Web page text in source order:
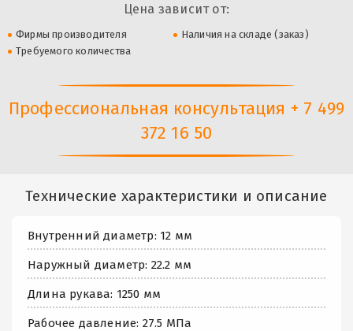
Цена зависит от:
Фирмы производителя
Наличия на складе (заказ)
Требуемого количества
Профессиональная консультация + 7 499
372 16 50
Технические характеристики и описание
Внутренний диаметр: 12 мм
Наружный диаметр: 22.2 мм
Длина рукава: 1250 мм
Рабочее давление: 27.5 МПа